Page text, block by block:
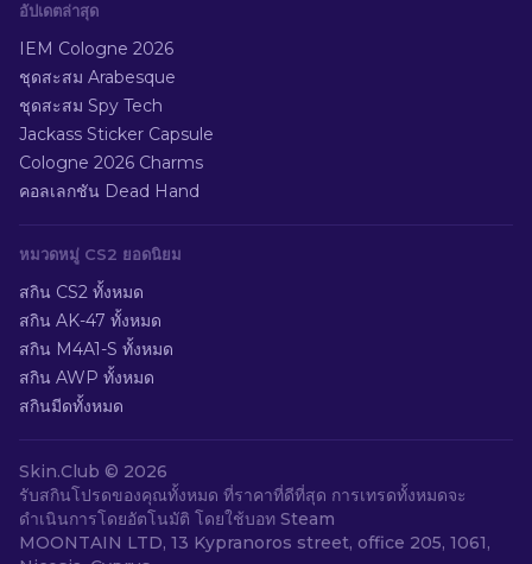
อัปเดตล่าสุด
IEM Cologne 2026
ชุดสะสม Arabesque
ชุดสะสม Spy Tech
Jackass Sticker Capsule
Cologne 2026 Charms
คอลเลกชัน Dead Hand
หมวดหมู่ CS2 ยอดนิยม
สกิน CS2 ทั้งหมด
สกิน AK-47 ทั้งหมด
สกิน M4A1-S ทั้งหมด
สกิน AWP ทั้งหมด
สกินมีดทั้งหมด
Skin.Club © 2026
รับสกินโปรดของคุณทั้งหมด ที่ราคาที่ดีที่สุด การเทรดทั้งหมดจะ
ดำเนินการโดยอัตโนมัติ โดยใช้บอท Steam
MOONTAIN LTD, 13 Kypranoros street, office 205, 1061,